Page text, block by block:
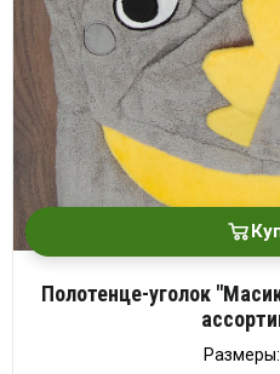
Полотенце-уголок